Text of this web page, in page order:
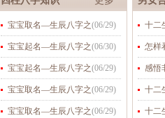
宝宝取名—生辰八字之(06/29)
宝宝起名—生辰八字之(06/30)
宝宝起名—生辰八字之(06/29)
宝宝取名—生辰八字之(06/29)
宝宝取名—生辰八字之(06/29)
十二
怎样
感悟
十二
十二